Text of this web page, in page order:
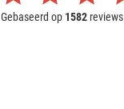
Gebaseerd op 1582reviews